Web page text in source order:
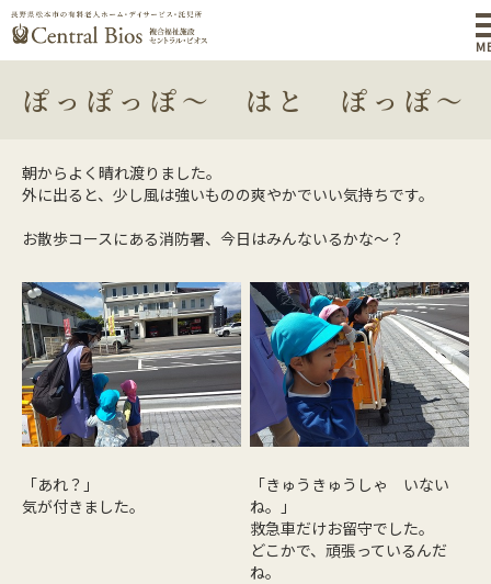
ぽっぽっぽ～ はと ぽっぽ～
朝からよく晴れ渡りました。
外に出ると、少し風は強いものの爽やかでいい気持ちです。
お散歩コースにある消防署、今日はみんないるかな～？
「あれ？」
気が付きました。
「きゅうきゅうしゃ いない
ね。」
救急車だけお留守でした。
どこかで、頑張っているんだ
ね。